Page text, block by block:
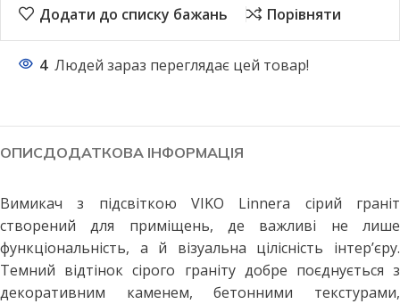
Додати до списку бажань Порівняти
4 Людей зараз переглядає цей товар!
ОПИСДОДАТКОВА ІНФОРМАЦІЯ
Вимикач з підсвіткою VIKO Linnera сірий граніт
створений для приміщень, де важливі не лише
функціональність, а й візуальна цілісність інтер’єру.
Темний відтінок сірого граніту добре поєднується з
декоративним каменем, бетонними текстурами,